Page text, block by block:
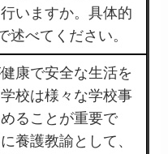
いますか。具体的
述べてください。
康で安全な生活を
校は様々な学校事
ることが重要で
養護教諭として、